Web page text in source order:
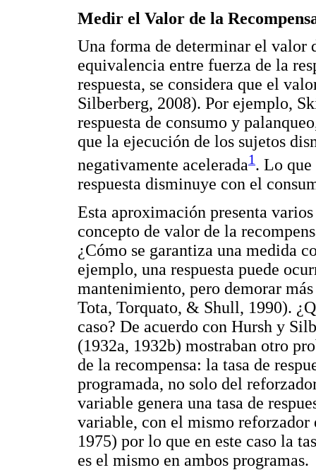
Medir el Valor de la
Una forma de determinar el valor
equivalencia entre fuerza de la
respuesta, se considera que el
Silberberg, 2008). Por ejemplo,
respuesta de consumo y
que la ejecución de los sujetos
negativamente acelerada1. Lo que
respuesta disminuye con el
Esta aproximación presenta
concepto de valor de la
¿Cómo se garantiza una medida
ejemplo, una respuesta puede
mantenimiento, pero demorar
Tota, Torquato, & Shull, 1990).
caso? De acuerdo con Hursh y
(1932a, 1932b) mostraban otro
de la recompensa: la tasa de
programada, no solo del
variable genera una tasa de
variable, con el mismo
1975) por lo que en este caso la
es el mismo en ambos programas.